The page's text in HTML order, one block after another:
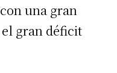
una gran
gran déficit